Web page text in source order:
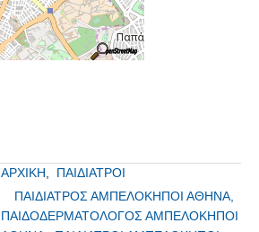
ΑΡΧΙΚΗ ΠΑΙΔΙΑΤΡΟΙ
ΠΑΙΔΙΑΤΡΟΣ ΑΜΠΕΛΟΚΗΠΟΙ ΑΘΗΝΑ,
ΠΑΙΔΟΔΕΡΜΑΤΟΛΟΓΟΣ ΑΜΠΕΛΟΚΗΠΟΙ